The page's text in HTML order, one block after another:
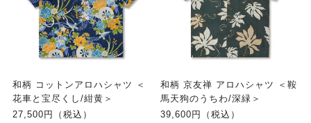
和柄 コットンアロハシャツ ＜
花車と宝尽くし/紺黄＞
27,500円（税込）
和柄 京友禅 アロハシャツ ＜鞍
馬天狗のうちわ/深緑＞
39,600円（税込）